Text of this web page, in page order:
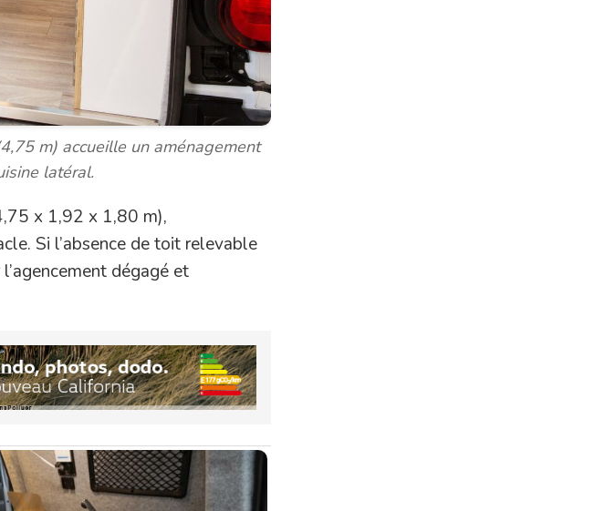
m) accueille un aménagement
latéral.
x 1,92 x 1,80 m),
Si l’absence de toit relevable
dégagé et